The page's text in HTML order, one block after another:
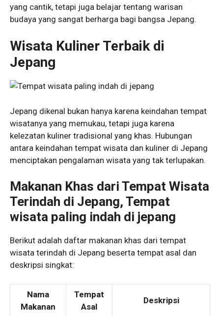
yang cantik, tetapi juga belajar tentang warisan
budaya yang sangat berharga bagi bangsa Jepang.
Wisata Kuliner Terbaik di
Jepang
Jepang dikenal bukan hanya karena keindahan tempat
wisatanya yang memukau, tetapi juga karena
kelezatan kuliner tradisional yang khas. Hubungan
antara keindahan tempat wisata dan kuliner di Jepang
menciptakan pengalaman wisata yang tak terlupakan.
Makanan Khas dari Tempat Wisata
Terindah di Jepang, Tempat
wisata paling indah di jepang
Berikut adalah daftar makanan khas dari tempat
wisata terindah di Jepang beserta tempat asal dan
deskripsi singkat:
Nama
Makanan
Tempat
Asal
Deskripsi